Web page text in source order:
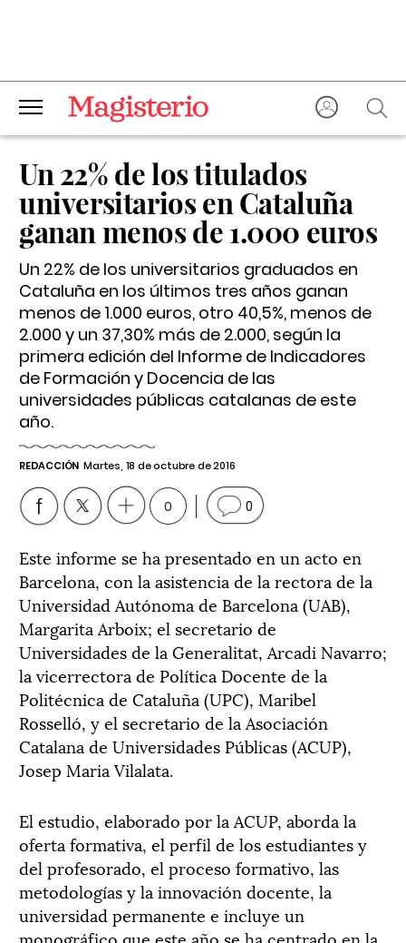
Un 22% de los titulados
universitarios en Cataluña
ganan menos de 1.000 euros
Un 22% de los universitarios graduados en
Cataluña en los últimos tres años ganan
menos de 1.000 euros, otro 40,5%, menos de
2.000 y un 37,30% más de 2.000, según la
primera edición del Informe de Indicadores
de Formación y Docencia de las
universidades públicas catalanas de este
año.
REDACCIÓN Martes, 18 de octubre de 2016
0 0
Este informe se ha presentado en un acto en
Barcelona, con la asistencia de la rectora de la
Universidad Autónoma de Barcelona (UAB),
Margarita Arboix; el secretario de
Universidades de la Generalitat, Arcadi Navarro;
la vicerrectora de Política Docente de la
Politécnica de Cataluña (UPC), Maribel
Rosselló, y el secretario de la Asociación
Catalana de Universidades Públicas (ACUP),
Josep Maria Vilalata.
El estudio, elaborado por la ACUP, aborda la
oferta formativa, el perfil de los estudiantes y
del profesorado, el proceso formativo, las
metodologías y la innovación docente, la
universidad permanente e incluye un
monográfico que este año se ha centrado en la